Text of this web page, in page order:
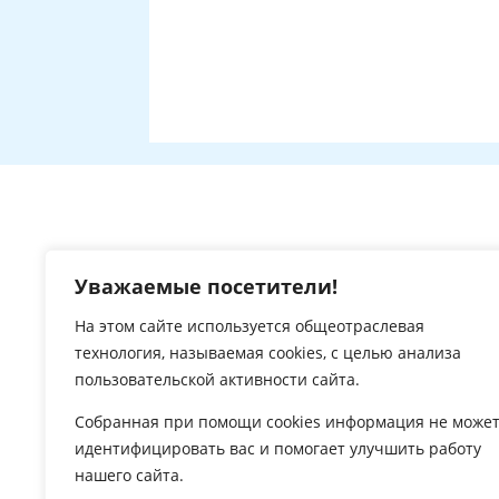
Уважаемые посетители!
На этом сайте используется общеотраслевая
технология, называемая cookies, с целью анализа
пользовательской активности сайта.
Собранная при помощи cookies информация не может
идентифицировать вас и помогает улучшить работу
нашего сайта.